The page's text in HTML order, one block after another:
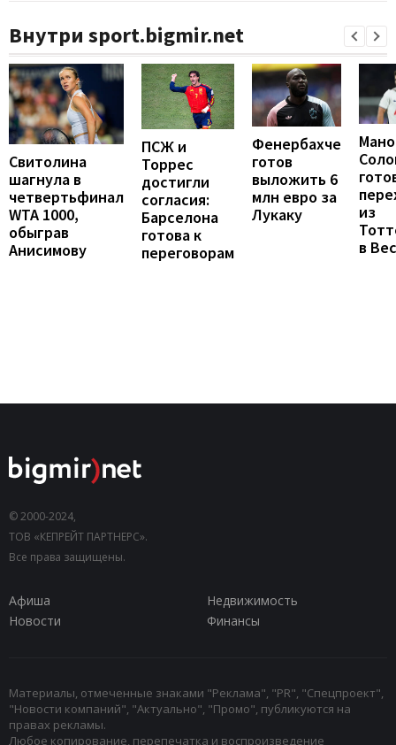
Внутри sport.bigmir.net
Свитолина
шагнула в
четвертьфинал
WTA 1000,
обыграв
Анисимову
ПСЖ и
Торрес
достигли
согласия:
Барселона
готова к
переговорам
Фенербахче
готов
выложить 6
млн евро за
Лукаку
из
в
© 2000-2024,
ТОВ «КЕПРЕЙТ ПАРТНЕРС».
Все права защищены.
Афиша
Недвижимость
Новости
Финансы
Материалы, отмеченные знаками "Реклама", "PR", "Спецпроект",
"Новости компаний", "Актуально", "Промо", публикуются на
правах рекламы.
Любое копирование, перепечатка и воспроизведение